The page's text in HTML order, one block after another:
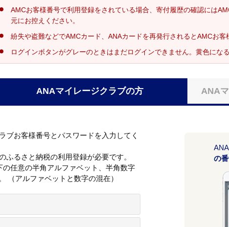
AMCお客様番号で利用登録をされている場合、寄付履歴の確認には
元にお控えください。
紛失や盗難などでAMCカード、ANAカードを再発行されるとAMCお客
ログインボタンがグレーのときはまだログインできません。黄色にな
ANAマイレージクラブの方 ANA
ブお客様番号とパスワードを入力してく
ふるさと納税の利用登録が必要です。
任意の半角アルファベット、半角数字
（アルファベットと数字の混在）
の番